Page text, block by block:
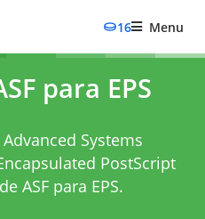
16 Menu
para EPS
Systems
PostScript
ASF para EPS.